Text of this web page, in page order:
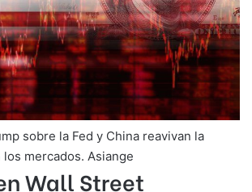
sobre la Fed y China reavivan la
mercados. Asiange
Wall Street